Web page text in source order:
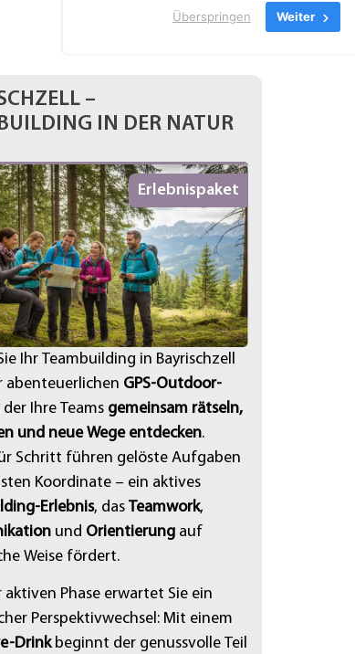
–
IN DER NATUR
Erlebnispaket
Ihr Teambuilding in Bayrischzell
abenteuerlichen GPS-Outdoor-
der Ihre Teams gemeinsam rätseln,
und neue Wege entdecken.
Schritt führen gelöste Aufgaben
Koordinate – ein aktives
Erlebnis, dasTeamwork,
und Orientierung auf
Weise fördert.
aktiven Phase erwartet Sie ein
Perspektivwechsel: Mit einem
Drinkbeginnt der genussvolle Teil
Überspringen Weiter